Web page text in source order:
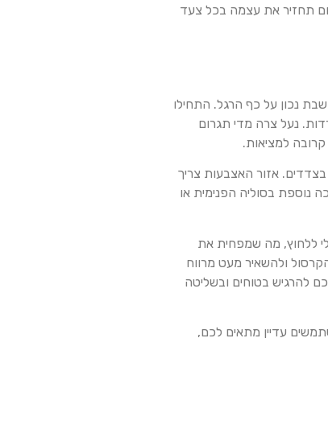
תחזיר את עצמה בכל צעד
נכון על כף הרגל. התחילו
נעל צרה מדי תגרום
למציאות.
אזור האצבעות צריך
נוספת בסוליה הפנימית או
ללחוץ, מה שמפחית את
ולהשאיר מעט מרווח
להרגיש בטוחים ובשליטה
עדיין מתאים לכם,